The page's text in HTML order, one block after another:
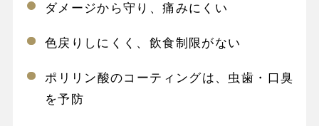
ダメージから守り、痛みにくい
色戻りしにくく、飲食制限がない
ポリリン酸のコーティングは、虫歯・口臭
を予防